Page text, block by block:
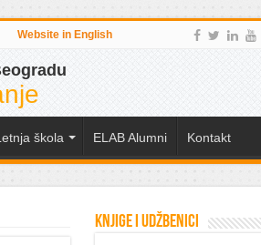
Website in English
škola ELAB Alumni Kontakt
Knjige i udžbenici